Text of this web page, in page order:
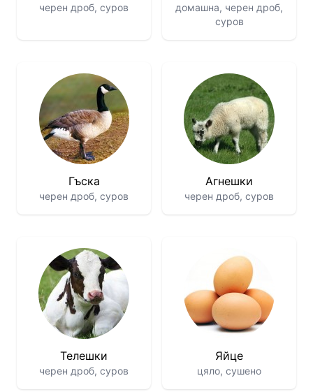
черен дроб, суров
домашна, черен дроб,
суров
Гъска
черен дроб, суров
Агнешки
черен дроб, суров
Телешки
черен дроб, суров
Яйце
цяло, сушено